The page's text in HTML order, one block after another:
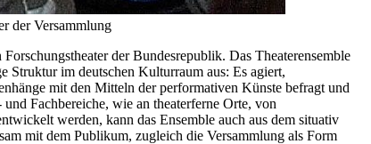
der Versammlung
der Bundesrepublik. Das Theaterensemble
Struktur im deutschen Kulturraum aus: Es agiert,
mit den Mitteln der performativen Künste befragt und
Fachbereiche, wie an theaterferne Orte, von
werden, kann das Ensemble auch aus dem situativ
mit dem Publikum, zugleich die Versammlung als Form